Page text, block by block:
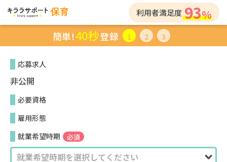
利用者満足度 93
簡単!40秒登録 1 2 3
応募求人
非公開
必要資格
雇用形態
就業希望時期
必須